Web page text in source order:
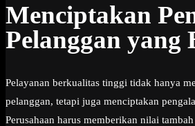
Menciptakan
Pelanggan yang
Pelayanan berkualitas tinggi tidak hanya
pelanggan, tetapi juga menciptakan
Perusahaan harus memberikan nilai